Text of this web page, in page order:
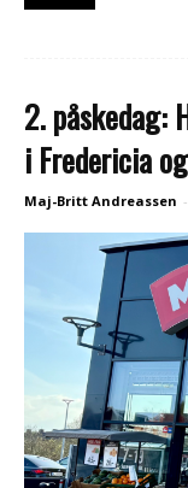
2. påskedag:
i Fredericia
Maj-Britt Andreassen -